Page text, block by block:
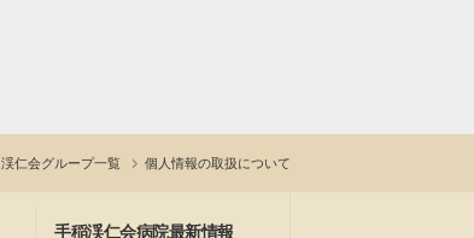
渓仁会グループ一覧 個人情報の取扱について
手稲渓仁会病院最新情報